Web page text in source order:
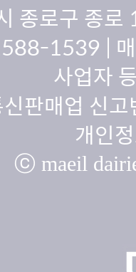
종로구 종
1539 |
사업자
판매업 신
개인
ⓒ maeil